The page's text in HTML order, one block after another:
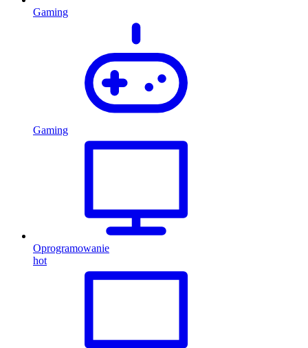
Gaming
Gaming
Oprogramowanie
hot